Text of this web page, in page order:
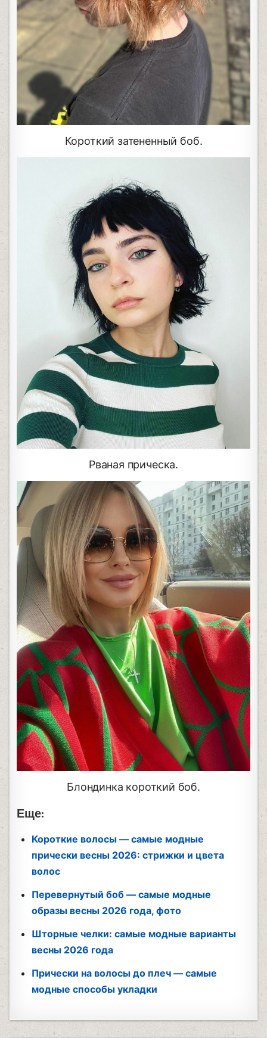
Короткий затененный боб.
Рваная прическа.
Блондинка короткий боб.
Еще:
Короткие волосы — самые модные
прически весны 2026: стрижки и цвета
волос
Перевернутый боб — самые модные
образы весны 2026 года, фото
Шторные челки: самые модные варианты
весны 2026 года
Прически на волосы до плеч — самые
модные способы укладки